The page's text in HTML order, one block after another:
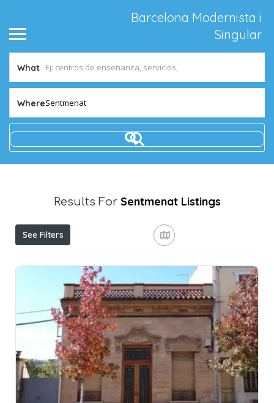
Barcelona Modernista i
Singular
What
WhereSentmenat
Results For Sentmenat Listings
See Filters